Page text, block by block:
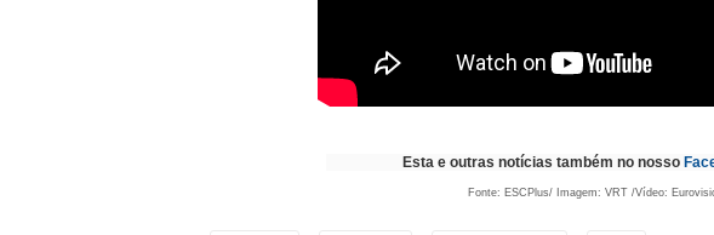
Esta e outras notícias também no nosso
Fonte: ESCPlus/ Imagem: VRT /Vídeo: